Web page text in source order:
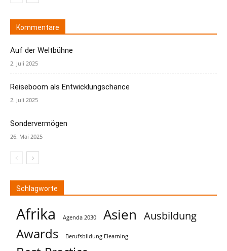
Kommentare
Auf der Weltbühne
2. Juli 2025
Reiseboom als Entwicklungschance
2. Juli 2025
Sondervermögen
26. Mai 2025
Schlagworte
Afrika Agenda 2030 Asien Ausbildung
Awards Berufsbildung Elearning